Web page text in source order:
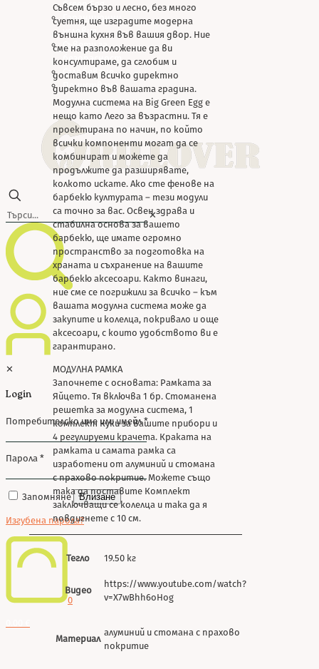
Green Egg
Гаранционни
условия
Съвети за
безопасност
Сглобяване
Почистване
✕
✕
Login
Потребителско име или имейл*
Парола *
Запомняне Влизане
Изгубена парола?
0
Съвсем бързо и лесно, без много
суетня, ще изградите модерна
външна кухня във вашия двор. Ние
сме на разположение да ви
консултираме, да сглобим и
доставим всичко директно
директно във вашата градина.
Модулна система на Big Green Egg е
нещо като Лего за възрастни. Тя е
проектирана по начин, по който
всички компоненти могат да се
комбинират и можете да
продължите да разширявате,
колкото искате. Ако сте фенове на
барбекю културата – тези модули
са точно за вас. Освен здрава и
стабилна основа за вашето
барбекю, ще имате огромно
пространство за подготовка на
храната и съхранение на вашите
барбекю аксесоари. Както винаги,
ние сме се погрижили за всичко – към
вашата модулна система може да
закупите и колелца, покривало и още
аксесоари, с които удобството ви е
гарантирано.
МОДУЛНА РАМКА
Започнете с основата: Рамката за
Яйцето. Тя включва 1 бр. Стоманена
решетка за модулна система, 1
комплект Куки за вашите прибори и
4 регулируеми крачета. Краката на
рамката и самата рамка са
изработени от алуминий и стомана
с прахово покритие. Можете също
така да поставите Комплект
заключващи се колелца и така да я
повдигнете с 10 см.
Тегло 19.50 кг
Видео
https://www.youtube.com/watch?
v=X7wBhh6oHog
Материал
алуминий и стомана с прахово
покритие